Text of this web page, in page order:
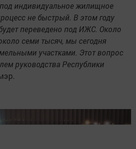
индивидуальное жилищное
не быстрый. В этом году
переведено под ИЖС. Около
семи тысяч, мы сегодня
участками. Этот вопрос
руководства Республики